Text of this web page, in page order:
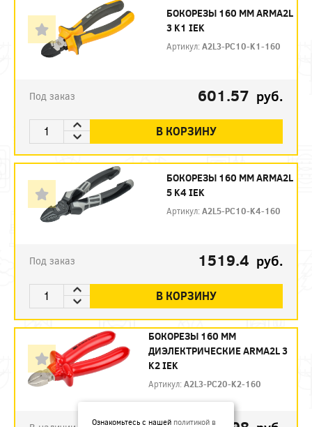
БОКОРЕЗЫ 160 ММ ARMA2L
3 K1 IEK
Артикул:A2L3-PC10-K1-160
Под заказ 601.57 руб.
В КОРЗИНУ
БОКОРЕЗЫ 160 ММ ARMA2L
5 K4 IEK
Артикул:A2L5-PC10-K4-160
Под заказ 1519.4 руб.
В КОРЗИНУ
БОКОРЕЗЫ 160 ММ
ДИЭЛЕКТРИЧЕСКИЕ ARMA2L 3
K2 IEK
Артикул:A2L3-PC20-K2-160
Ознакомьтесь с нашей политикой в